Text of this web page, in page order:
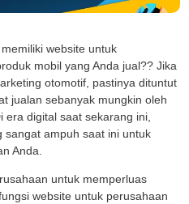
website untuk
mobil yang Anda jual?? Jika
otomotif, pastinya dituntut
jualan sebanyak mungkin oleh
era digital saat sekarang ini,
sangat ampuh saat ini untuk
Anda.
untuk memperluas
website untuk perusahaan